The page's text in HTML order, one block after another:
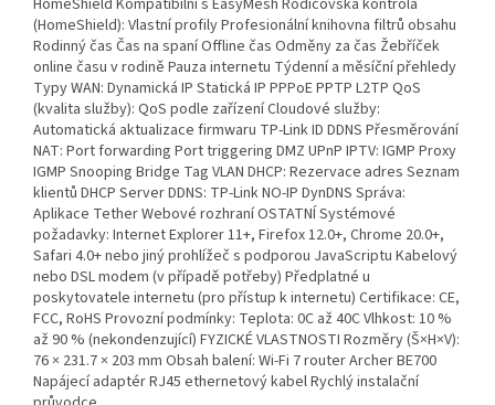
HomeShield Kompatibilní s EasyMesh Rodičovská kontrola
(HomeShield): Vlastní profily Profesionální knihovna filtrů obsahu
Rodinný čas Čas na spaní Offline čas Odměny za čas Žebříček
online času v rodině Pauza internetu Týdenní a měsíční přehledy
Typy WAN: Dynamická IP Statická IP PPPoE PPTP L2TP QoS
(kvalita služby): QoS podle zařízení Cloudové služby:
Automatická aktualizace firmwaru TP-Link ID DDNS Přesměrování
NAT: Port forwarding Port triggering DMZ UPnP IPTV: IGMP Proxy
IGMP Snooping Bridge Tag VLAN DHCP: Rezervace adres Seznam
klientů DHCP Server DDNS: TP-Link NO-IP DynDNS Správa:
Aplikace Tether Webové rozhraní OSTATNÍ Systémové
požadavky: Internet Explorer 11+, Firefox 12.0+, Chrome 20.0+,
Safari 4.0+ nebo jiný prohlížeč s podporou JavaScriptu Kabelový
nebo DSL modem (v případě potřeby) Předplatné u
poskytovatele internetu (pro přístup k internetu) Certifikace: CE,
FCC, RoHS Provozní podmínky: Teplota: 0C až 40C Vlhkost: 10 %
až 90 % (nekondenzující) FYZICKÉ VLASTNOSTI Rozměry (Š×H×V):
76 × 231.7 × 203 mm Obsah balení: Wi-Fi 7 router Archer BE700
Napájecí adaptér RJ45 ethernetový kabel Rychlý instalační